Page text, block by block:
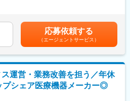
す。
向や適性に応じて、
るスペシャリスト
瞰し、複数部門や社外パートナーを束ね
りがあります。
バル共同研究に参加する機会もあり、国
を段階的に積んでいける環境です。
駆動部品、外装部品 など
度分析装置ならではの基盤設計技術や小
内外で使用されることになるため、各国
ていただけるように、法規制をクリアし
座います。実費負担となります。礼金が
族帯同）、仲介手数料家賃1ヶ月分も会
はあくまでも目安の金額であり、選考を
あります。月給(月額)は固定手当を含めた
応募依頼する
（エージェントサービス）
ス運営・業務改善を担う／年休
シェア医療機器メーカー◎